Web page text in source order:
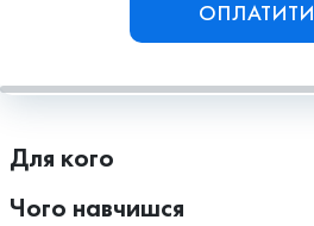
ОПЛАТИТИ
Для кого
Чого навчишся